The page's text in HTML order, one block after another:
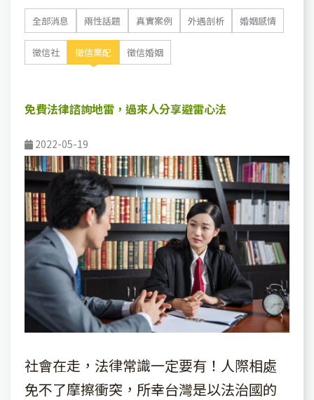
全部消息 兩性話題 真實案例 外遇剖析 婚姻感情
徵信社 徵信業配 徵信婚姻
免費法律諮詢地雷，過來人分享避雷心法
2022-05-19
社會在走，法律常識一定要有！人際相處
免不了摩擦衝突，所幸台灣是以法治國的